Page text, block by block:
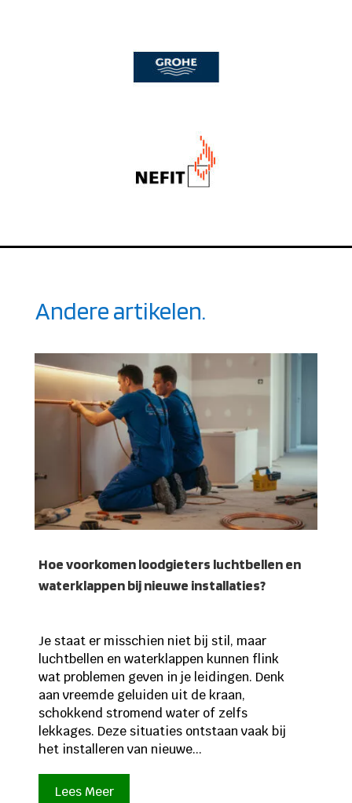
Andere artikelen.
Hoe voorkomen loodgieters luchtbellen en
waterklappen bij nieuwe installaties?
Je staat er misschien niet bij stil, maar
luchtbellen en waterklappen kunnen flink
wat problemen geven in je leidingen. Denk
aan vreemde geluiden uit de kraan,
schokkend stromend water of zelfs
lekkages. Deze situaties ontstaan vaak bij
het installeren van nieuwe...
Lees Meer